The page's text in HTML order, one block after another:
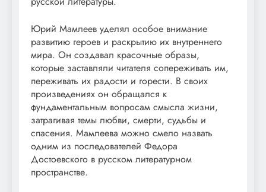
Юрий Мамлеев уделял особое внимание
развитию героев и раскрытию их внутреннего
мира. Он создавал красочные образы,
которые заставляли читателя сопереживать им,
переживать их радости и горести. В своих
произведениях он обращался к
фундаментальным вопросам смысла жизни,
затрагивая темы любви, смерти, судьбы и
спасения. Мамлеева можно смело назвать
одним из последователей Федора
Достоевского в русском литературном
пространстве.